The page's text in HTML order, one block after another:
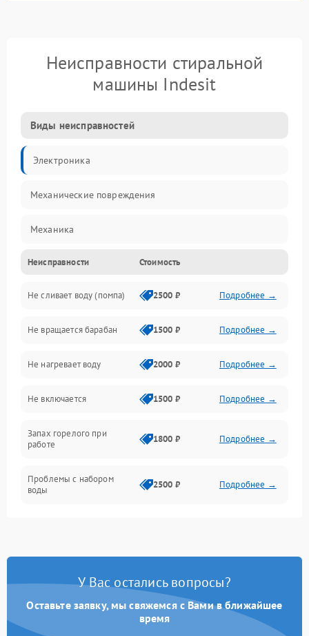
Неисправности стиральной
машины Indesit
Виды неисправностей
Электроника
Механические повреждения
Механика
Электропитание
Водоснабжение
Слив
Программное обеспечение
Неисправности Стоимость
Не сливает воду (помпа) 2500 ₽ Подробнее →
Не вращается барабан 1500 ₽ Подробнее →
Не нагревает воду 2000 ₽ Подробнее →
Не включается 1500 ₽ Подробнее →
Запах горелого при
работе
1800 ₽ Подробнее →
Проблемы с набором
воды
2500 ₽ Подробнее →
Замена платы управления 2200 ₽ Подробнее →
У Вас остались вопросы?
Оставьте заявку, мы свяжемся с Вами в ближайшее
время